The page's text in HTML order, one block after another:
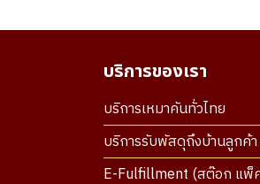
บริการของเรา
บริการเหมาคันทั่วไทย
บริการรับพัสดุถึงบ้านลูกค้า
E-Fulfillment (สต๊อก แพ็